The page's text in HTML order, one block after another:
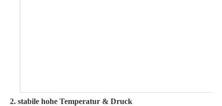
2. stabile hohe Temperatur & Druck